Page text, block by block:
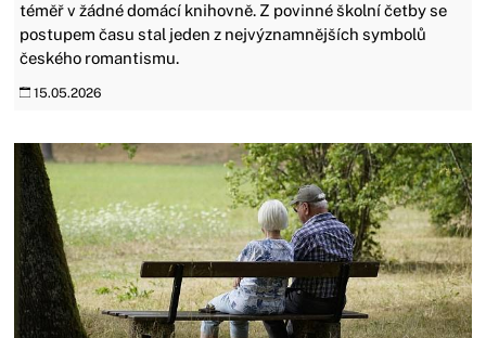
téměř v žádné domácí knihovně. Z povinné školní četby se
postupem času stal jeden z nejvýznamnějších symbolů
českého romantismu.
15.05.2026